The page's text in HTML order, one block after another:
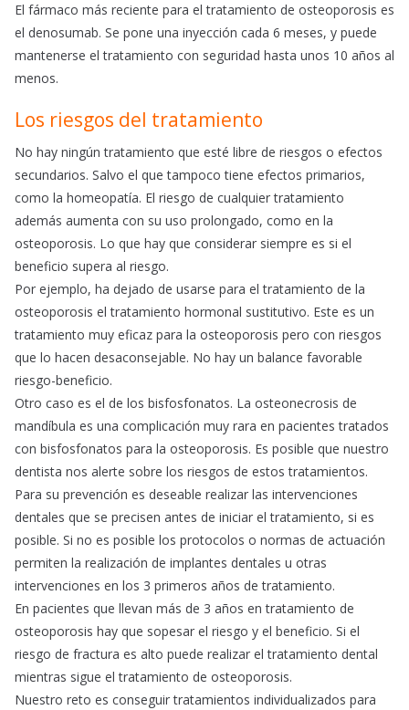
El fármaco más reciente para el tratamiento de osteoporosis es
el denosumab. Se pone una inyección cada 6 meses, y puede
mantenerse el tratamiento con seguridad hasta unos 10 años al
menos.
Los riesgos del tratamiento
No hay ningún tratamiento que esté libre de riesgos o efectos
secundarios. Salvo el que tampoco tiene efectos primarios,
como la homeopatía. El riesgo de cualquier tratamiento
además aumenta con su uso prolongado, como en la
osteoporosis. Lo que hay que considerar siempre es si el
beneficio supera al riesgo.
Por ejemplo, ha dejado de usarse para el tratamiento de la
osteoporosis el tratamiento hormonal sustitutivo. Este es un
tratamiento muy eficaz para la osteoporosis pero con riesgos
que lo hacen desaconsejable. No hay un balance favorable
riesgo-beneficio.
Otro caso es el de los bisfosfonatos. La osteonecrosis de
mandíbula es una complicación muy rara en pacientes tratados
con bisfosfonatos para la osteoporosis. Es posible que nuestro
dentista nos alerte sobre los riesgos de estos tratamientos.
Para su prevención es deseable realizar las intervenciones
dentales que se precisen antes de iniciar el tratamiento, si es
posible. Si no es posible los protocolos o normas de actuación
permiten la realización de implantes dentales u otras
intervenciones en los 3 primeros años de tratamiento.
En pacientes que llevan más de 3 años en tratamiento de
osteoporosis hay que sopesar el riesgo y el beneficio. Si el
riesgo de fractura es alto puede realizar el tratamiento dental
mientras sigue el tratamiento de osteoporosis.
Nuestro reto es conseguir tratamientos individualizados para